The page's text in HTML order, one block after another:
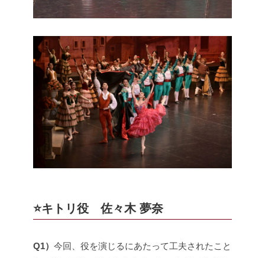
⭐️キトリ役 佐々木 夢奈
Q1） 今回、役を演じるにあたって工夫されたこと